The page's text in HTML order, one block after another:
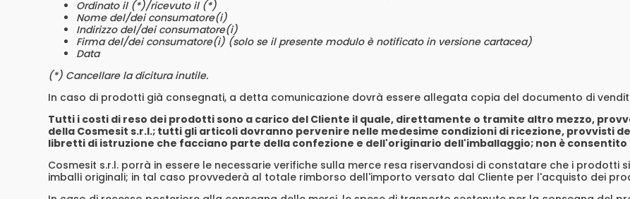
Ordinato il (*)/ricevuto il (*)
Nome del/dei consumatore(i)
Indirizzo del/dei consumatore(i)
Firma del/dei consumatore(i) (solo se il presente modulo è notificato in versione cartacea)
Data
(*) Cancellare la dicitura inutile.
In caso di prodotti già consegnati, a detta comunicazione dovrà essere allegata copia del documento di
Tutti i costi di reso dei prodotti sono a carico del Cliente il quale, direttamente o tramite altro mezzo,
della Cosmesit s.r.l.; tutti gli articoli dovranno pervenire nelle medesime condizioni di ricezione, provvisti
libretti di istruzione che facciano parte della confezione e dell'originario dell'imballaggio; non è
Cosmesit s.r.l. porrà in essere le necessarie verifiche sulla merce resa riservandosi di constatare che i
imballi originali; in tal caso provvederà al totale rimborso dell'importo versato dal Cliente per l'acquisto dei